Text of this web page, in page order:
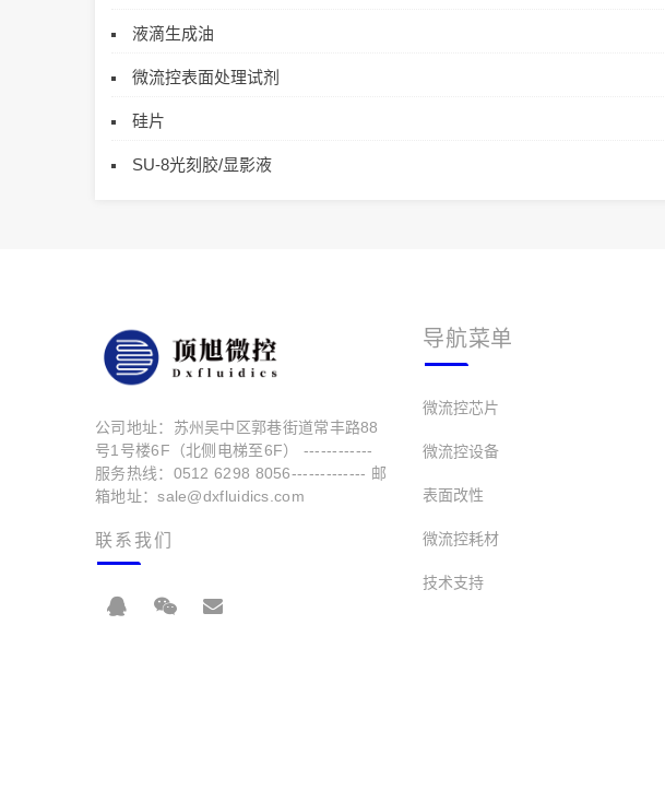
液滴生成油
微流控表面处理试剂
硅片
SU-8光刻胶/显影液
公司地址：苏州吴中区郭巷街道常丰路88
号1号楼6F（北侧电梯至6F） ------------
服务热线：0512 6298 8056------------- 邮
箱地址：sale@dxfluidics.com
联系我们
导航菜单
微流控芯片
微流控设备
表面改性
微流控耗材
技术支持